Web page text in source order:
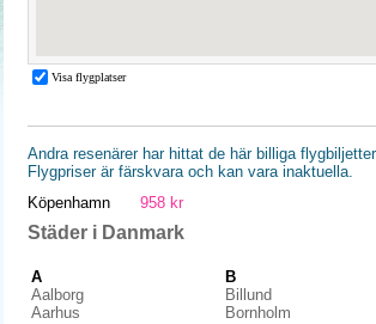
Andra resenärer har hittat de här billiga
Flygpriser är färskvara och kan vara inaktuella.
Köpenhamn
958 kr
Städer i Danmark
A
Aalborg
Aarhus
B
Billund
Bornholm